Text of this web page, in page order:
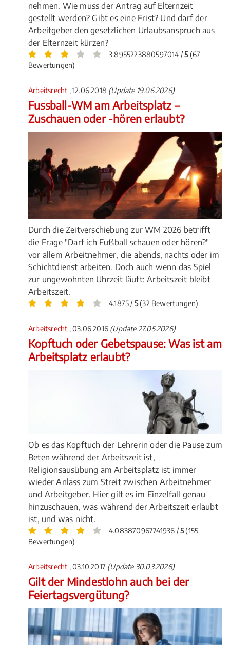
nehmen. Wie muss der Antrag auf Elternzeit
gestellt werden? Gibt es eine Frist? Und darf der
Arbeitgeber den gesetzlichen Urlaubsanspruch aus
der Elternzeit kürzen?
3.8955223880597014 /5(67
Bewertungen)
Arbeitsrecht , 12.06.2018 (Update 19.06.2026)
Fussball-WM am Arbeitsplatz –
Zuschauen oder -hören erlaubt?
Durch die Zeitverschiebung zur WM 2026 betrifft
die Frage "Darf ich Fußball schauen oder hören?"
vor allem Arbeitnehmer, die abends, nachts oder im
Schichtdienst arbeiten. Doch auch wenn das Spiel
zur ungewohnten Uhrzeit läuft: Arbeitszeit bleibt
Arbeitszeit.
4.1875 / 5(32 Bewertungen)
Arbeitsrecht , 03.06.2016 (Update 27.05.2026)
Kopftuch oder Gebetspause: Was ist am
Arbeitsplatz erlaubt?
Ob es das Kopftuch der Lehrerin oder die Pause zum
Beten während der Arbeitszeit ist,
Religionsausübung am Arbeitsplatz ist immer
wieder Anlass zum Streit zwischen Arbeitnehmer
und Arbeitgeber. Hier gilt es im Einzelfall genau
hinzuschauen, was während der Arbeitszeit erlaubt
ist, und was nicht.
4.083870967741936 /5(155
Bewertungen)
Arbeitsrecht , 03.10.2017 (Update 30.03.2026)
Gilt der Mindestlohn auch bei der
Feiertagsvergütung?